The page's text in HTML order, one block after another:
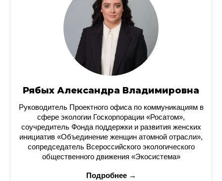
Рябых Александра Владимировна
Руководитель Проектного офиса по коммуникациям в
сфере экологии Госкорпорации «Росатом»,
соучредитель Фонда поддержки и развития женских
инициатив «Объединение женщин атомной отрасли»,
сопредседатель Всероссийского экологического
общественного движения «Экосистема»
Подробнее →